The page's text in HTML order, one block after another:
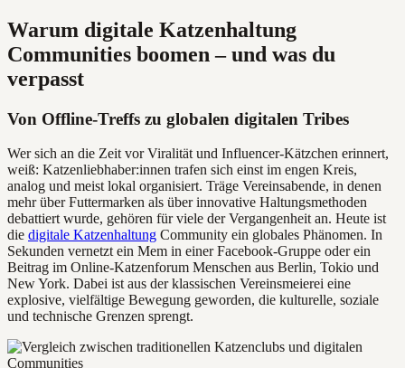
Warum digitale Katzenhaltung
Communities boomen – und was du
verpasst
Von Offline-Treffs zu globalen digitalen Tribes
Wer sich an die Zeit vor Viralität und Influencer-Kätzchen erinnert,
weiß: Katzenliebhaber:innen trafen sich einst im engen Kreis,
analog und meist lokal organisiert. Träge Vereinsabende, in denen
mehr über Futtermarken als über innovative Haltungsmethoden
debattiert wurde, gehören für viele der Vergangenheit an. Heute ist
die digitale Katzenhaltung Community ein globales Phänomen. In
Sekunden vernetzt ein Mem in einer Facebook-Gruppe oder ein
Beitrag im Online-Katzenforum Menschen aus Berlin, Tokio und
New York. Dabei ist aus der klassischen Vereinsmeierei eine
explosive, vielfältige Bewegung geworden, die kulturelle, soziale
und technische Grenzen sprengt.